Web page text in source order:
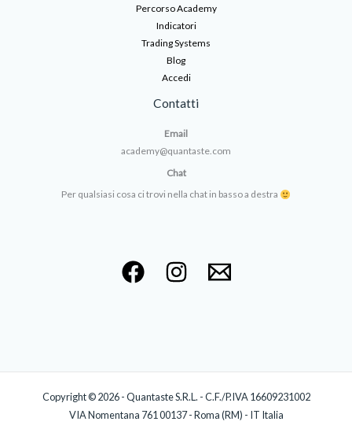
Percorso Academy
Indicatori
Trading Systems
Blog
Accedi
Contatti
Email
academy@quantaste.com
Chat
Per qualsiasi cosa ci trovi nella chat in basso a destra
Copyright © 2026 - Quantaste S.R.L. - C.F./P.IVA 16609231002
VIA Nomentana 761 00137 - Roma (RM) - IT Italia